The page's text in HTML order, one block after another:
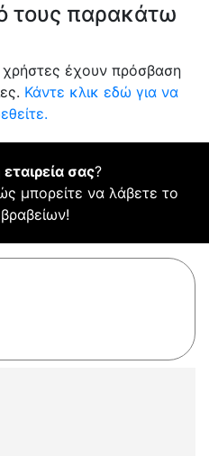
τους παρακάτω
έχουν πρόσβαση
Κάντε κλικ εδώ για να
σας?
μπορείτε να λάβετε το